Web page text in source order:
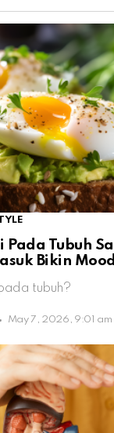
Pada Tubuh
Bikin
tubuh?
May 7, 2026, 9:01 am